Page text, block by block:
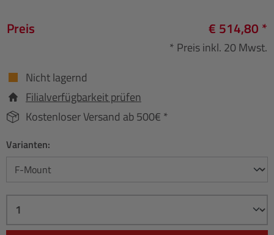
Preis € 514,80 *
* Preis inkl. 20 Mwst.
Nicht lagernd
Filialverfügbarkeit prüfen
Kostenloser Versand ab 500€ *
Varianten: